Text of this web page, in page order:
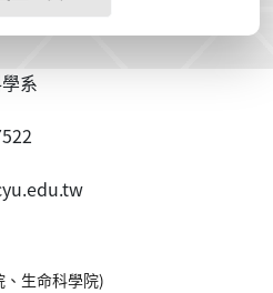
系
生命科學院)